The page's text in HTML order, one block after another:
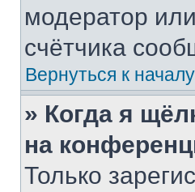
модератор
счётчика
Вернуться к началу
» Когда я
на
Только